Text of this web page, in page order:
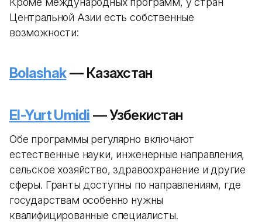
Центральной Азии есть собственные
возможности:
Bolashak— Казахстан
El-Yurt Umidi — Узбекистан
Обе программы регулярно включают
естественные науки, инженерные направления,
сельское хозяйство, здравоохранение и другие
сферы. Гранты доступны по направлениям, где
государствам особенно нужны
квалифицированные специалисты.